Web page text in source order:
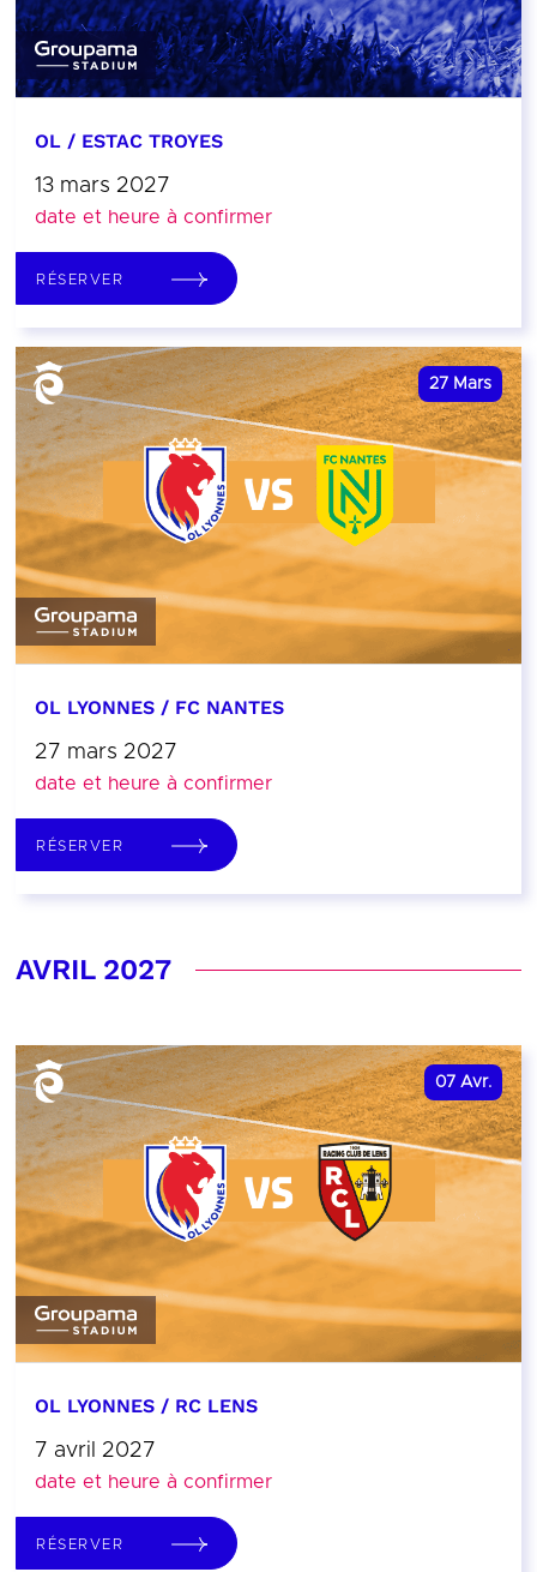
OL / ESTAC TROYES
13 mars 2027
date et heure à confirmer
RÉSERVER
27 Mars
OL LYONNES / FC NANTES
27 mars 2027
date et heure à confirmer
RÉSERVER
AVRIL 2027
07 Avr.
OL LYONNES / RC LENS
7 avril 2027
date et heure à confirmer
RÉSERVER